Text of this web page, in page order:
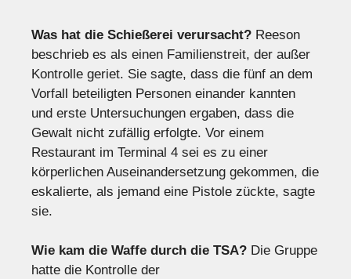
Was hat die Schießerei verursacht? Reeson
beschrieb es als einen Familienstreit, der außer
Kontrolle geriet. Sie sagte, dass die fünf an dem
Vorfall beteiligten Personen einander kannten
und erste Untersuchungen ergaben, dass die
Gewalt nicht zufällig erfolgte. Vor einem
Restaurant im Terminal 4 sei es zu einer
körperlichen Auseinandersetzung gekommen, die
eskalierte, als jemand eine Pistole zückte, sagte
sie.
Wie kam die Waffe durch die TSA? Die Gruppe
hatte die Kontrolle der